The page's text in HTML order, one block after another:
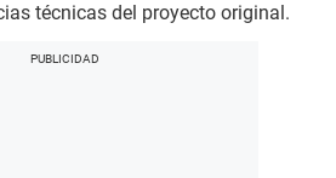
técnicas del proyecto original.